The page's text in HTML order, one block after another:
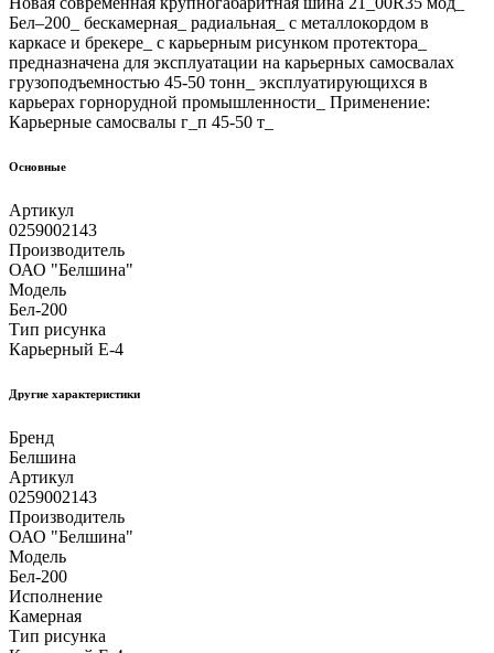
Бел–200_ бескамерная_ радиальная_ с металлокордом в
каркасе и брекере_ с карьерным рисунком протектора_
предназначена для эксплуатации на карьерных самосвалах
грузоподъемностью 45-50 тонн_ эксплуатирующихся в
карьерах горнорудной промышленности_ Применение:
Карьерные самосвалы г_п 45-50 т_
Основные
Артикул
0259002143
Производитель
ОАО "Белшина"
Модель
Бел-200
Тип рисунка
Карьерный E-4
Другие xарактеристики
Бренд
Белшина
Артикул
0259002143
Производитель
ОАО "Белшина"
Модель
Бел-200
Исполнение
Камерная
Тип рисунка